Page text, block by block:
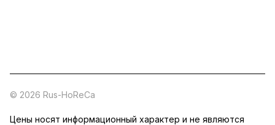
© 2026 Rus-HoReCa
Цены носят информационный характер и не являются